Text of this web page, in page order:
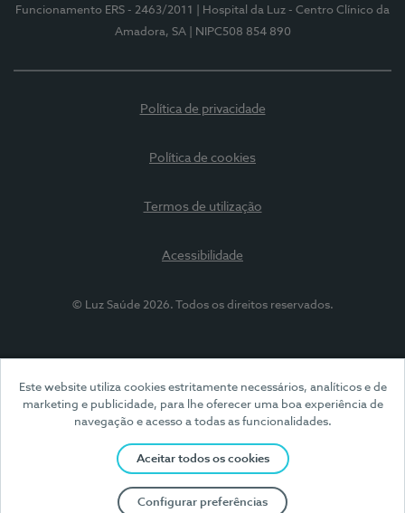
Este website utiliza cookies estritamente necessários, analíticos e de
marketing e publicidade, para lhe oferecer uma boa experiência de
navegação e acesso a todas as funcionalidades.
Aceitar todos os cookies
Configurar preferências
Funcionamento ERS - 2463/2011
| Hospital da Luz - Centro Clínico da
Amadora, SA
| NIPC508 854 890
Política de privacidade
Política de cookies
Termos de utilização
Acessibilidade
© Luz Saúde 2026. Todos os direitos reservados.